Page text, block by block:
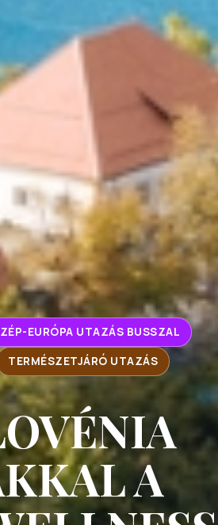
EURÓPA UTAZÁS BUSSZAL
TERMÉSZETJÁRÓ UTAZÁS
A